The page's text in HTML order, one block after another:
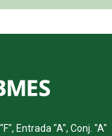
Entrada "A", Conj. "A"